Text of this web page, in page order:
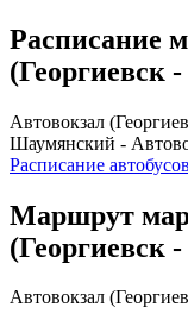
Расписание
(Георгиевск
Автовокзал
Шаумянский -
Расписание
Маршрут
(Георгиевск
Автовокзал